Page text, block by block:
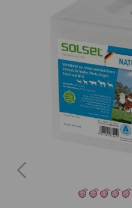
Previous